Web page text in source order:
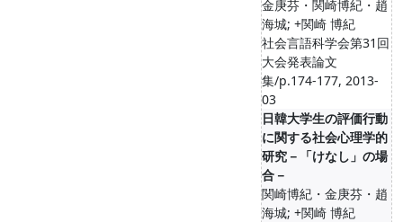
金庚芬・関崎博紀・趙
海城; +関崎 博紀
社会言語科学会第31回
大会発表論文
集/p.174-177, 2013-
03
日韓大学生の評価行動
に関する社会心理学的
研究－「けなし」の場
合－
関崎博紀・金庚芬・趙
海城; +関崎 博紀